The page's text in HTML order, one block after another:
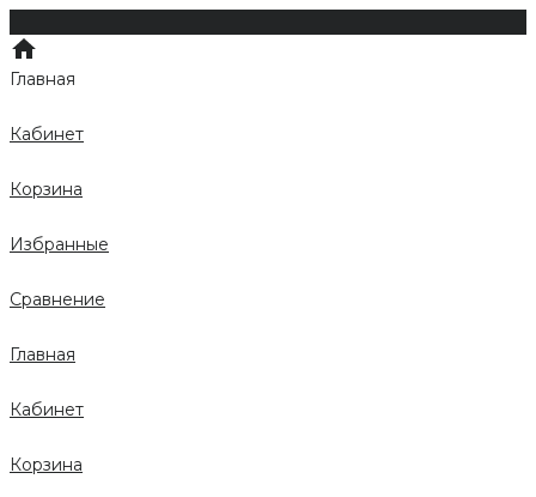
Главная
Кабинет
Корзина
Избранные
Сравнение
Главная
Кабинет
Корзина